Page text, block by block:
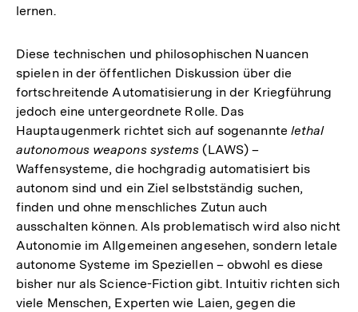
lernen.
Diese technischen und philosophischen Nuancen
spielen in der öffentlichen Diskussion über die
fortschreitende Automatisierung in der Kriegführung
jedoch eine untergeordnete Rolle. Das
Hauptaugenmerk richtet sich auf sogenannte lethal
autonomous weapons systems (LAWS) –
Waffensysteme, die hochgradig automatisiert bis
autonom sind und ein Ziel selbstständig suchen,
finden und ohne menschliches Zutun auch
ausschalten können. Als problematisch wird also nicht
Autonomie im Allgemeinen angesehen, sondern letale
autonome Systeme im Speziellen – obwohl es diese
bisher nur als Science-Fiction gibt. Intuitiv richten sich
viele Menschen, Experten wie Laien, gegen die